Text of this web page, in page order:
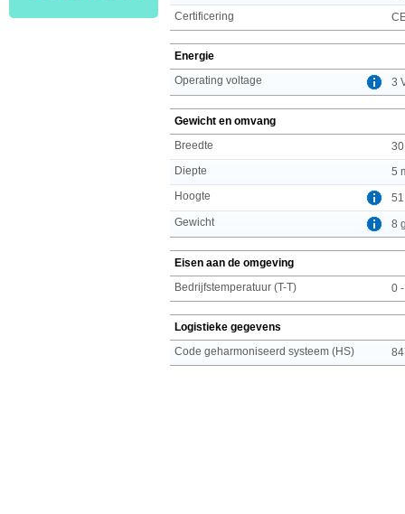
Certificering
Energie
Operating voltage
3
Gewicht en omvang
Breedte
Diepte
5
Hoogte
Gewicht
8
Eisen aan de omgeving
Bedrijfstemperatuur (T-T)
0
Logistieke gegevens
Code geharmoniseerd systeem (HS)